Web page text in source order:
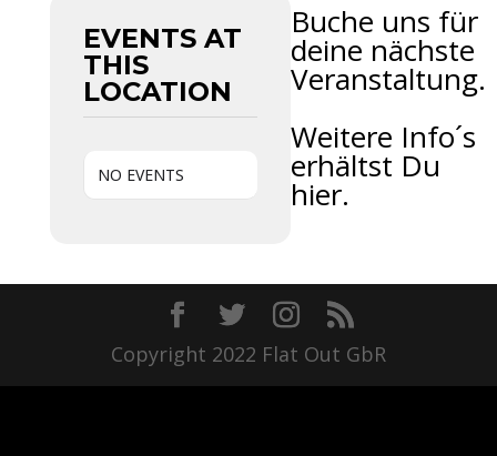
EVENTS AT
THIS
LOCATION
NO EVENTS
Buche uns für
deine nächste
Veranstaltung.
Weitere Info´s
erhältst Du
hier.
Copyright 2022 Flat Out GbR